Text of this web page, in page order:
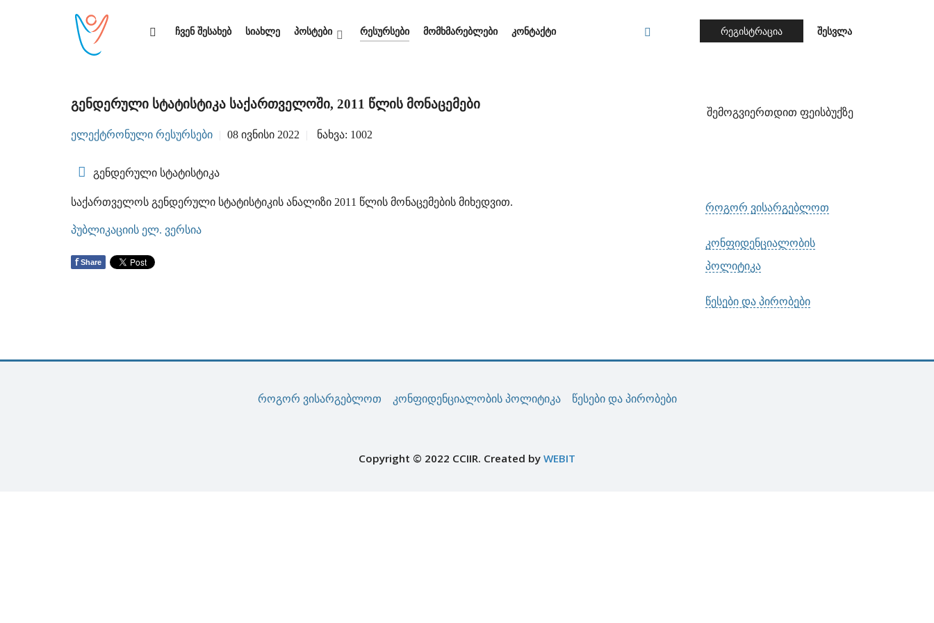
ჩვენ შესახებ სიახლე პოსტები რესურსები მომხმარებლები კონტაქტი რეგისტრაცია შესვლა
გენდერული სტატისტიკა საქართველოში, 2011 წლის მონაცემები
ᲔᲚᲔᲥᲢᲠᲝᲜᲣᲚᲘ ᲠᲔᲡᲣᲠᲡᲔᲑᲘ 08 ᲘᲕᲜᲘᲡᲘ 2022 ᲜᲐᲮᲕᲐ: 1002
გენდერული სტატისტიკა
საქართველოს გენდერული სტატისტიკის ანალიზი 2011 წლის მონაცემების მიხედვით.
პუბლიკაციის ელ. ვერსია
fShare
შემოგვიერთდით ფეისბუქზე
როგორ ვისარგებლოთ
კონფიდენციალობის
პოლიტიკა
წესები და პირობები
როგორ ვისარგებლოთ კონფიდენციალობის პოლიტიკა წესები და პირობები
Copyright © 2022 CCIIR. Created by WEBIT